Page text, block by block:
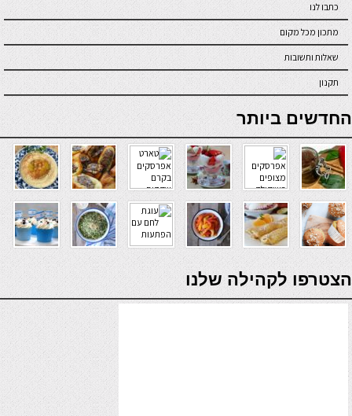
כתבו לנו
מתכון מכל מקום
שאלות ותשובות
תקנון
online casino
החדשים ביותר
verde casino
הצטרפו לקהילה שלנו